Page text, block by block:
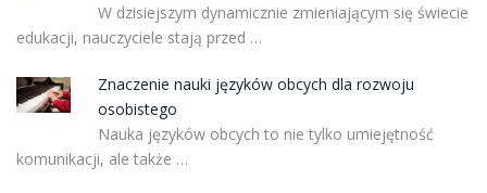
W dzisiejszym dynamicznie zmieniającym się świecie
edukacji, nauczyciele stają przed …
Znaczenie nauki języków obcych dla rozwoju
osobistego
Nauka języków obcych to nie tylko umiejętność
komunikacji, ale także …